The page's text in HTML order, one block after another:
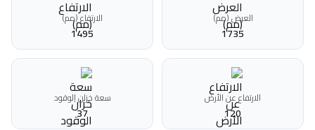
العرض (مم)
1735
الارتفاع (مم)
1495
الارتفاع عن الأرض
120
سعة خزان الوقود
37